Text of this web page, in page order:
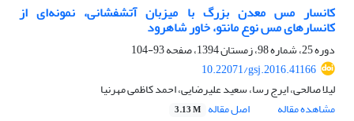
کانسار مس معدن بزرگ با میزبان آتشفشانی، نمونه‌ای از
کانسارهای مس نوع مانتو، خاور شاهرود
دوره 25، شماره 98، زمستان 1394، صفحه
93-104
10.22071/gsj.2016.41166
لیلا صالحی، ایرج رسا، سعید علیرضایی، احمد کاظمی مهرنیا
مشاهده مقاله
اصل مقاله 3.13 M